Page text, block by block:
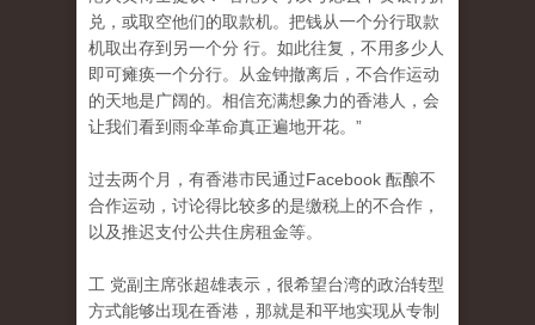
兑，或取空他们的取款机。把钱从一个分行取款
机取出存到另一个分 行。如此往复，不用多少人
即可瘫痪一个分行。从金钟撤离后，不合作运动
的天地是广阔的。相信充满想象力的香港人，会
让我们看到雨伞革命真正遍地开花。”
过去两个月，有香港市民通过Facebook 酝酿不
合作运动，讨论得比较多的是缴税上的不合作 ，
以及推迟支付公共住房租金等。
工 党副主席张超雄表示，很希望台湾的政治转型
方式能够出现在香港，那就是和平地实现从专制